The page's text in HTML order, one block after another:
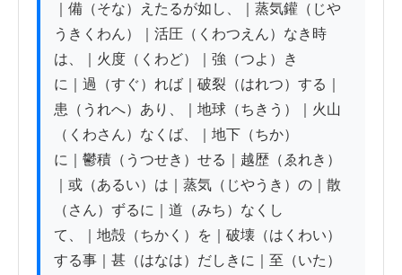
｜備（そな）えたるが如し、｜蒸気鑵（じや
うきくわん）｜活圧（くわつえん）なき時
は、｜火度（くわど）｜強（つよ）き
に｜過（すぐ）れば｜破裂（はれつ）する｜
患（うれへ）あり、｜地球（ちきう）｜火山
（くわさん）なくば、｜地下（ちか）
に｜鬱積（うつせき）せる｜越歴（ゑれき）
｜或（あるい）は｜蒸気（じやうき）の｜散
（さん）ずるに｜道（みち）なくし
て、｜地殻（ちかく）を｜破壊（はくわい）
する事｜甚（はなは）だしきに｜至（いた）